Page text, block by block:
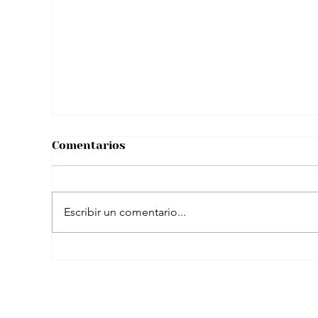
Comentarios
Escribir un comentario...